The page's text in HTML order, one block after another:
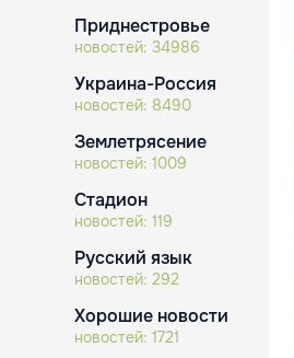
Приднестровье
новостей: 34986
Украина-Россия
новостей: 8490
Землетрясение
новостей: 1009
Стадион
новостей: 119
Русский язык
новостей: 292
Хорошие новости
новостей: 1721